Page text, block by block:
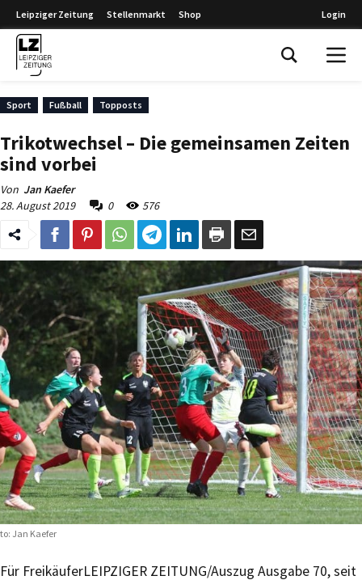
Leipziger Zeitung Stellenmarkt Shop Login
Sport Fußball Topposts
Trikotwechsel – Die gemeinsamen Zeiten
sind vorbei
Von Jan Kaefer
28. August 2019
0 576
Jan Kaefer
Für FreikäuferLEIPZIGER ZEITUNG/Auszug Ausgabe 70, seit